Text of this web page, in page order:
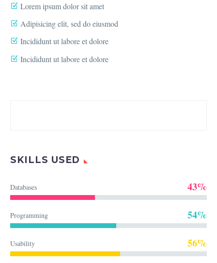
Lorem ipsum dolor sit amet
Adipisicing elit, sed do eiusmod
Incididunt ut labore et dolore
Incididunt ut labore et dolore
SKILLS USED
Databases 43%
Programming 54%
Usability 56%